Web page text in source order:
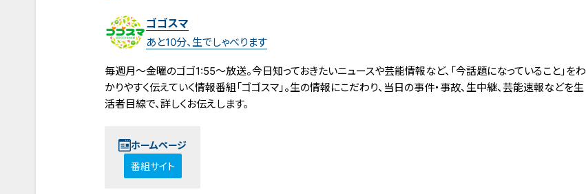
ゴゴスマ
あと10分、生でしゃべります
毎週月～金曜のゴゴ1:55～放送。今日知っておきたいニュースや芸能情報など、「今話題になっていること」をわ
かりやすく伝えていく情報番組「ゴゴスマ」。生の情報にこだわり、当日の事件・事故、生中継、芸能速報などを生
活者目線で、詳しくお伝えします。
ホームページ
番組サイト